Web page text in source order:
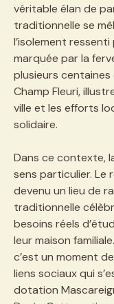
véritable élan de
traditionnelle se
l’isolement
marquée par la
plusieurs
Champ Fleuri,
ville et les efforts
solidaire.
Dans ce contexte,
sens particulier. Le
devenu un lieu de
traditionnelle
besoins réels
leur maison
c’est un moment
liens sociaux qui
dotation